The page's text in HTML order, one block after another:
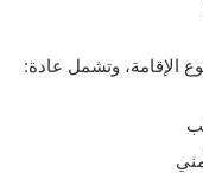
الإقامة، وتشمل عادة: